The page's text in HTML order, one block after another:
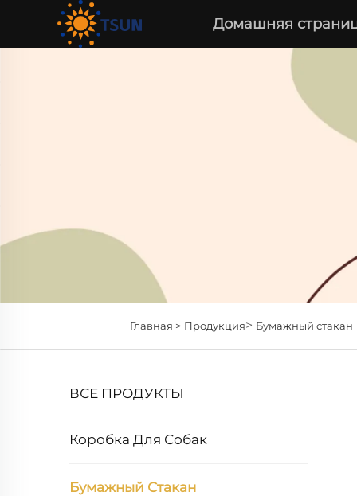
Домашняя
Главная > Продукция> Бумажный стакан
ВСЕ ПРОДУКТЫ
Коробка Для Собак
Бумажный Стакан